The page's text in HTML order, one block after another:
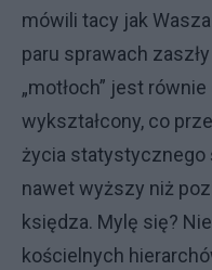
mówili tacy jak
paru sprawach
„motłoch” jest
wykształcony, co
życia statystycznego
nawet wyższy niż
księdza. Mylę się?
kościelnych